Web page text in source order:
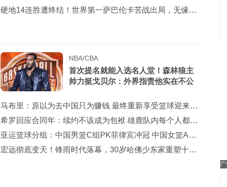
硬地14连胜遭终结！世界第一萨巴伦卡苦战出局，无缘多
NBA/CBA
首次提名就能入选名人堂！森林狼主
帅力挺戈贝尔：外界指责他实在不公
马布里：原以为去中国只为赚钱 最终重新享受篮球迎来人
生救赎
希罗回应合同年：续约不该成为包袱 雄鹿队内每个人都憋
着一口气
亚运篮球分组：中国男篮C组PK菲律宾冲冠 中国女篮A组
剑指卫冕
宏远彻底变天！锋雨时代落幕，30岁哈佛少东家重塑十一